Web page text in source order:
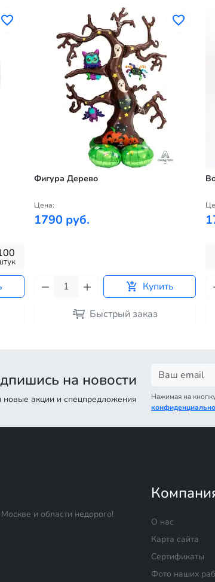
Фигура Дерево
Цена:
1790 руб.
Купить
Быстрый заказ
на новости
новые акции и спецпредложения Нажимая на
и области недорого!
О нас
Карта сайта
Сертификаты
Фото наших